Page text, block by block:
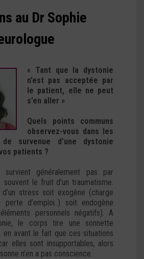
au Dr Sophie
« Tant que la dystonie
n’est pas acceptée par
le patient, elle ne peut
s’en aller »
Quels points communs
observez-vous dans les
survenue d’une dystonie
patients ?
généralement pas par
le fruit d’un traumatisme.
stress soit exogène (charge
perte d’emploi..) soit endogène
personnels négatifs). A
le corps tire une sonnette
en avant le fait que ces situations
elles sont insupportables, alors
n’en a pas conscience.